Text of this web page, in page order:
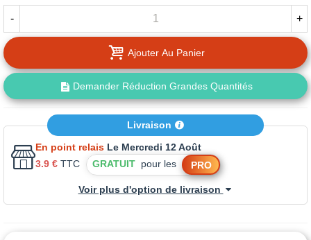
- +
Ajouter Au Panier
Demander Réduction Grandes Quantités
Livraison
En point relais Le Mercredi 12 Août
3.9 € TTC GRATUIT pour les PRO
Voir plus d'option de livraison